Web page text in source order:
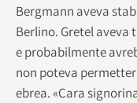
Bergmann aveva
Berlino. Gretel
e probabilmente
non poteva
ebrea. «Cara